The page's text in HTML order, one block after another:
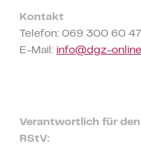
Kontakt
Telefon: 069 300 60
E-Mail: info@dgz-
Verantwortlich für
RStV: